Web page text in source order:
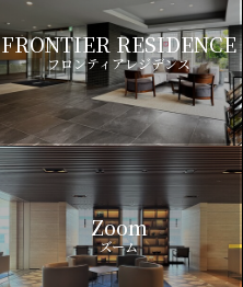
FRONTIER RESIDENCE
フロンティアレジデンス
Zoom
ズーム